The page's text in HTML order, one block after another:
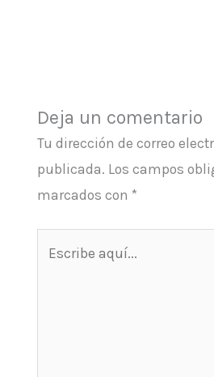
Deja un comentario
Tu dirección de correo
publicada. Los campos
marcados con *